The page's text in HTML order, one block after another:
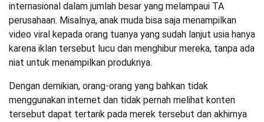
internasional dalam jumlah besar yang melampaui TA
perusahaan. Misalnya, anak muda bisa saja menampilkan
video viral kepada orang tuanya yang sudah lanjut usia hanya
karena iklan tersebut lucu dan menghibur mereka, tanpa ada
niat untuk menampilkan produknya.
Dengan demikian, orang-orang yang bahkan tidak
menggunakan internet dan tidak pernah melihat konten
tersebut dapat tertarik pada merek tersebut dan akhirnya